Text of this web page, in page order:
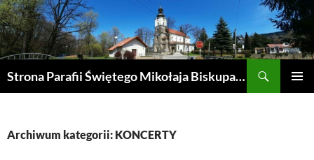
Przejdź
do
treści
Strona Parafii Świętego Mikołaja Biskupa w Żegocinie
Archiwum kategorii: KONCERTY